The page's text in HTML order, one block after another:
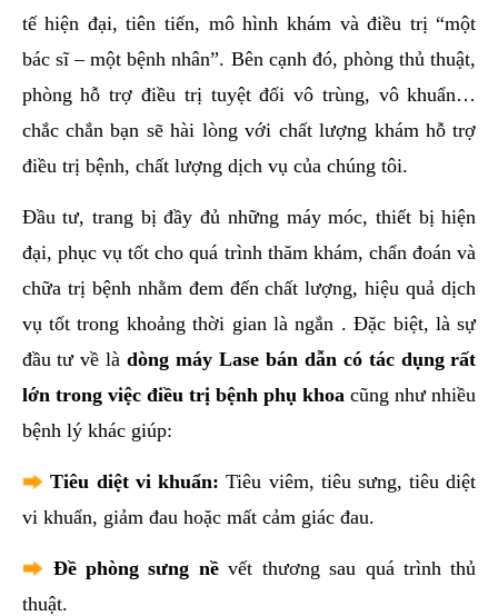
tế hiện đại, tiên tiến, mô hình khám và điều trị “một
bác sĩ – một bệnh nhân”. Bên cạnh đó, phòng thủ thuật,
phòng hỗ trợ điều trị tuyệt đối vô trùng, vô khuẩn…
chắc chắn bạn sẽ hài lòng với chất lượng khám hỗ trợ
điều trị bệnh, chất lượng dịch vụ của chúng tôi.
Đầu tư, trang bị đầy đủ những máy móc, thiết bị hiện
đại, phục vụ tốt cho quá trình thăm khám, chẩn đoán và
chữa trị bệnh nhằm đem đến chất lượng, hiệu quả dịch
vụ tốt trong khoảng thời gian là ngắn . Đặc biệt, là sự
đầu tư về làdòng máy Lase bán dẫn có tác dụng rất
lớn trong việc điều trị bệnh phụ khoa cũng như nhiều
bệnh lý khác giúp:
Tiêu diệt vi khuẩn: Tiêu viêm, tiêu sưng, tiêu diệt
vi khuẩn, giảm đau hoặc mất cảm giác đau.
Đề phòng sưng nềvết thương sau quá trình thủ
thuật.